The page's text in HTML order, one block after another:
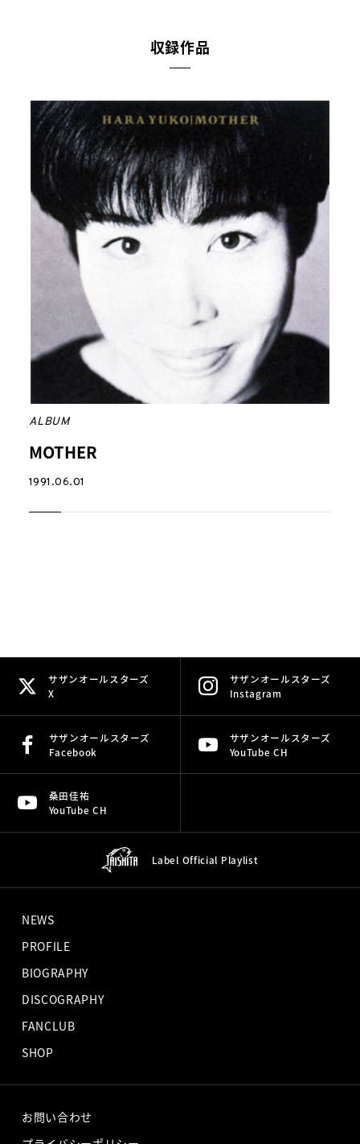
収録作品
ALBUM
MOTHER
1991.06.01
サザンオールスターズ
X
サザンオールスターズ
Instagram
サザンオールスターズ
Facebook
サザンオールスターズ
YouTube CH
桑田佳祐
YouTube CH
Label Official Playlist
NEWS
PROFILE
BIOGRAPHY
DISCOGRAPHY
FANCLUB
SHOP
お問い合わせ